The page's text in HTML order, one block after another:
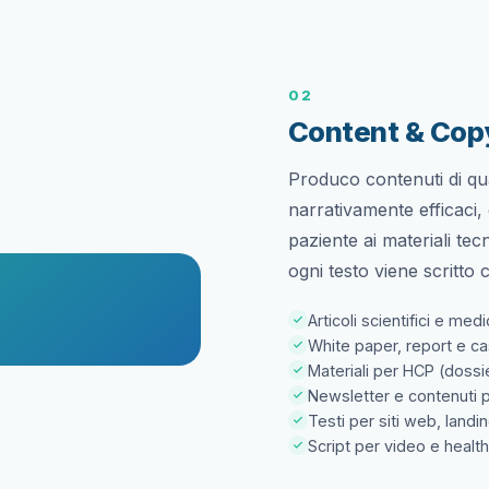
02
Content &
Produco contenuti di
narrativamente
paziente ai materiali
ogni testo viene scritto
Articoli scientifici e
White paper, report e
Materiali per HCP
Newsletter e contenuti
Testi per siti web,
Script per video e